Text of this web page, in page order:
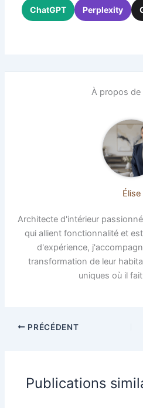
ChatGPT Perplexity
À propos de
Élise
Architecte d'intérieur
qui allient fonctionnalité et
d'expérience,
transformation de leur
uniques où il
PRÉCÉDENT
Publications